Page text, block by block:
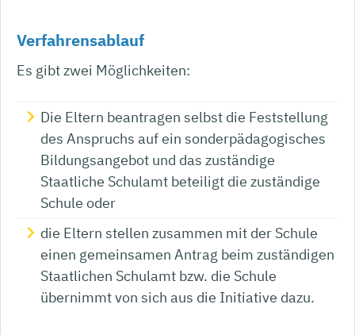
Verfahrensablauf
Es gibt zwei Möglichkeiten:
Die Eltern beantragen selbst die Feststellung
des Anspruchs auf ein sonderpädagogisches
Bildungsangebot und das zuständige
Staatliche Schulamt beteiligt die zuständige
Schule oder
die Eltern stellen zusammen mit der Schule
einen gemeinsamen Antrag beim zuständigen
Staatlichen Schulamt bzw. die Schule
übernimmt von sich aus die Initiative dazu.